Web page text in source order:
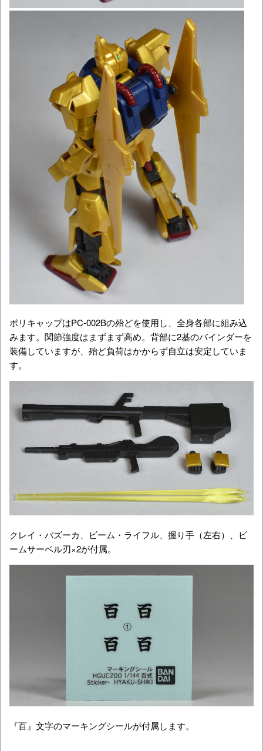
ポリキャップはPC-002Bの殆どを使用し、全身各部に組み込
みます。関節強度はまずまず高め。背部に2基のバインダーを
装備していますが、殆ど負荷はかからず自立は安定していま
す。
クレイ・バズーカ、ビーム・ライフル、握り手（左右）、ビ
ームサーベル刃×2が付属。
『百』文字のマーキングシールが付属します。